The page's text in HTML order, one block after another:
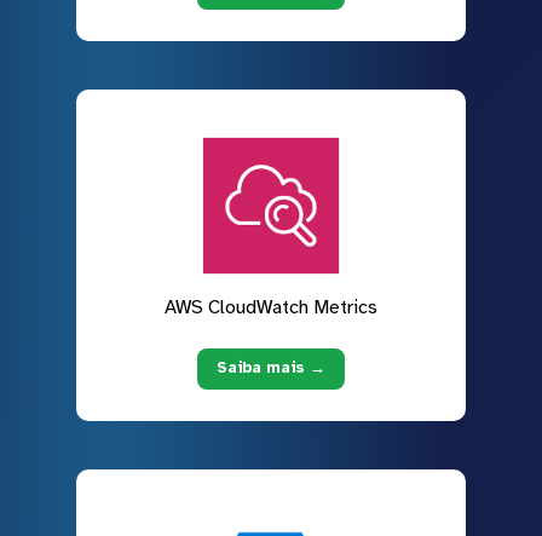
AWS CloudWatch Metrics
Saiba mais →